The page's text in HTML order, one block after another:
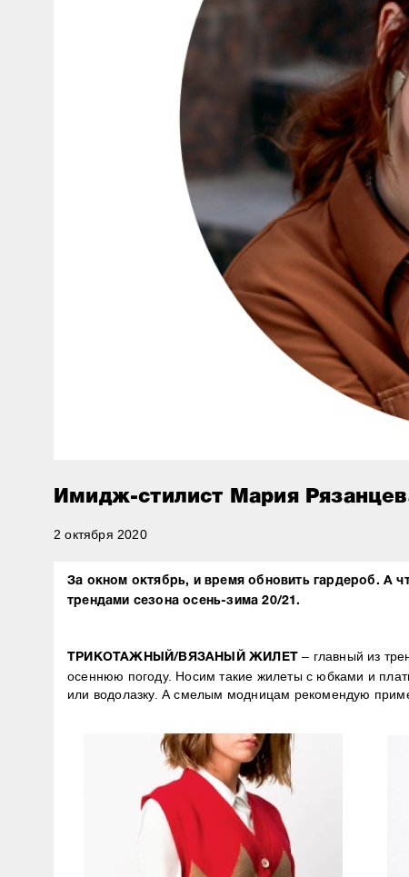
Имидж-стилист Мария
2 октября 2020
За окном октябрь, и время обновить гардероб. А
трендами сезона осень-зима 20/21.
ТРИКОТАЖНЫЙ/ВЯЗАНЫЙ ЖИЛЕТ – главный из
осеннюю погоду. Носим такие жилеты с юбками и
или водолазку. А смелым модницам рекомендую